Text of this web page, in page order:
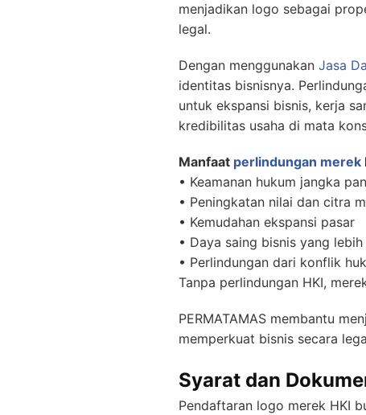
menjadikan logo sebagai
legal.
Dengan menggunakan Jasa
identitas bisnisnya.
untuk ekspansi bisnis, kerja
kredibilitas usaha di mata
Manfaat perlindungan merek
• Keamanan hukum jangka
• Peningkatan nilai dan citra
• Kemudahan ekspansi pasar
• Daya saing bisnis yang
• Perlindungan dari konflik
Tanpa perlindungan HKI,
PERMATAMAS membantu
memperkuat bisnis secara
Syarat dan
Pendaftaran logo merek HKI